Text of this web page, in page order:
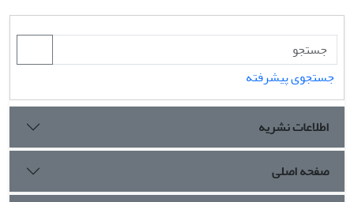
جستجوی پیشرفته
اطلاعات نشریه
صفحه اصلی